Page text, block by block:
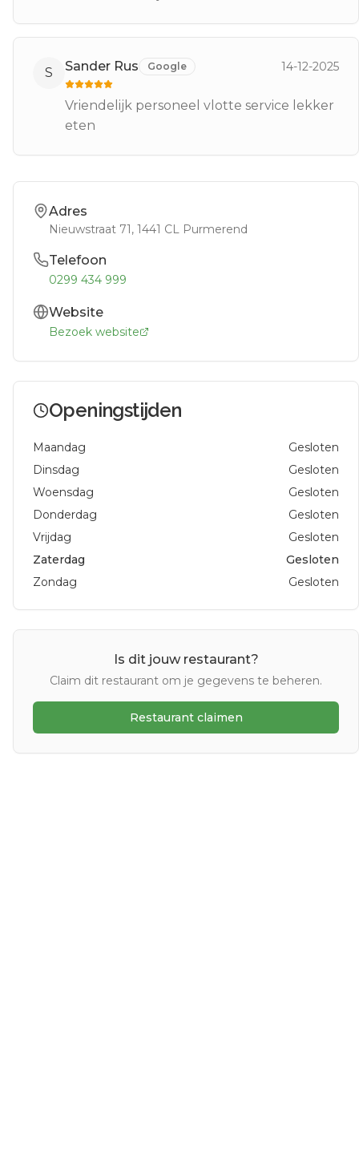
S Sander Rus Google 14-12-2025
Vriendelijk personeel vlotte service lekker
eten
Adres
Nieuwstraat 71, 1441 CL Purmerend
Telefoon
0299 434 999
Website
Bezoek website
Openingstijden
Maandag
Gesloten
Dinsdag
Gesloten
Woensdag
Gesloten
Donderdag
Gesloten
Vrijdag
Gesloten
Zaterdag
Gesloten
Zondag
Gesloten
Is dit jouw restaurant?
Claim dit restaurant om je gegevens te beheren.
Restaurant claimen